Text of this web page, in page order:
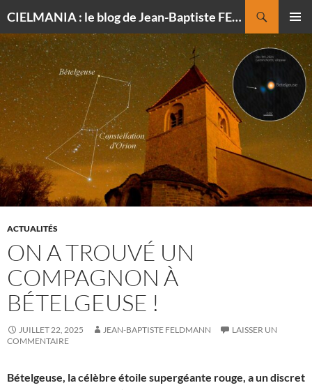
CIELMANIA : le blog de Jean-Baptiste FELDMANN, photographe du ciel
AU
CONTENU
ACTUALITÉS
ON A TROUVÉ UN
COMPAGNON À
BÉTELGEUSE !
JUILLET 22, 2025 JEAN-BAPTISTE FELDMANN
LAISSER UN
COMMENTAIRE
Bételgeuse, la célèbre étoile supergéante rouge, a un discret